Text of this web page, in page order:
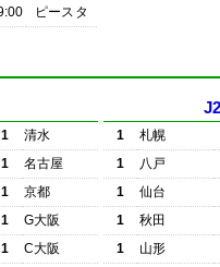
ピースタ
1
清水
1
名古屋
1
京都
1
G大阪
1
C大阪
1
札幌
1
八戸
1
仙台
1
秋田
1
山形